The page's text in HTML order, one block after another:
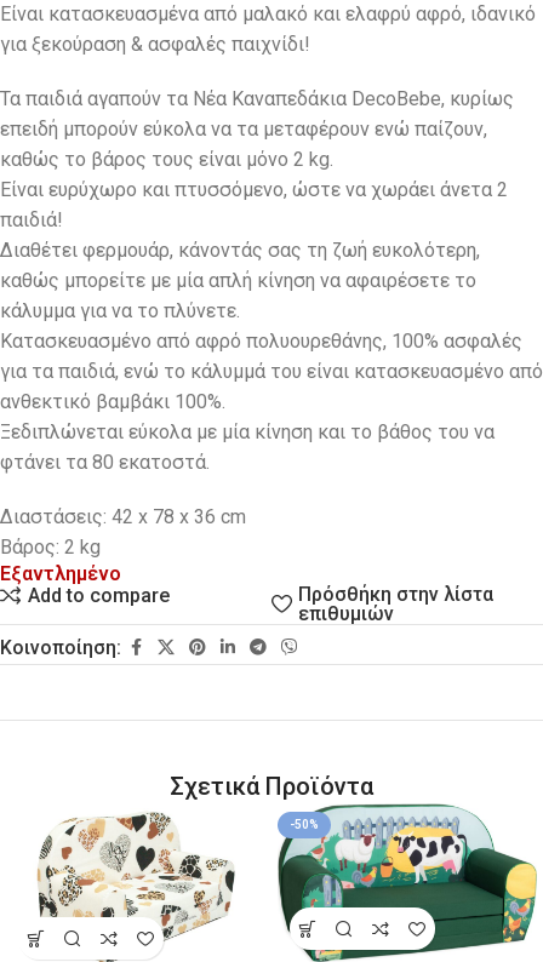
Είναι κατασκευασμένα από μαλακό και ελαφρύ αφρό, ιδανικό
για ξεκούραση & ασφαλές παιχνίδι!
Τα παιδιά αγαπούν τα Νέα Καναπεδάκια DecoBebe, κυρίως
επειδή μπορούν εύκολα να τα μεταφέρουν ενώ παίζουν,
καθώς το βάρος τους είναι μόνο 2 kg.
Eίναι ευρύχωρο και πτυσσόμενο, ώστε να χωράει άνετα 2
παιδιά!
Διαθέτει φερμουάρ, κάνοντάς σας τη ζωή ευκολότερη,
καθώς μπορείτε με μία απλή κίνηση να αφαιρέσετε το
κάλυμμα για να το πλύνετε.
Κατασκευασμένο από αφρό πολυουρεθάνης, 100% ασφαλές
για τα παιδιά, ενώ το κάλυμμά του είναι κατασκευασμένο από
ανθεκτικό βαμβάκι 100%.
Ξεδιπλώνεται εύκολα με μία κίνηση και το βάθος του να
φτάνει τα 80 εκατοστά.
Διαστάσεις: 42 x 78 x 36 cm
Βάρος: 2 kg
Εξαντλημένο
Add to compare
Πρόσθήκη στην λίστα
επιθυμιών
Κοινοποίηση:
Σχετικά Προϊόντα
-50%